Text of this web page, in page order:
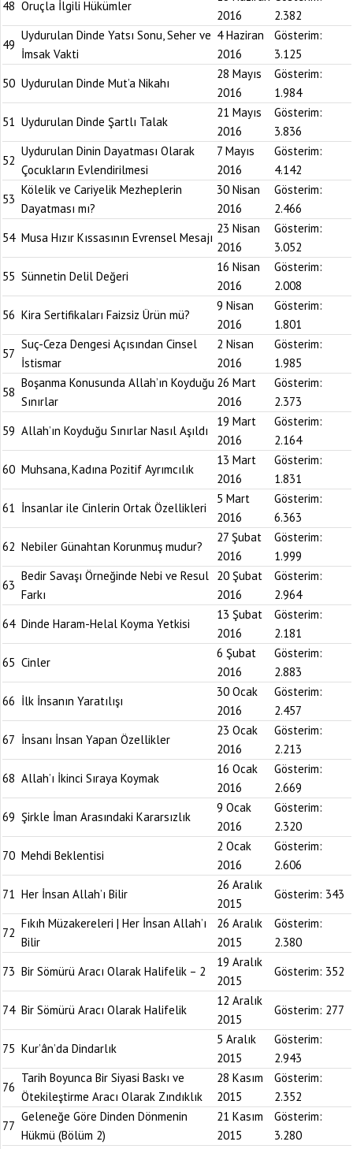
48 Oruçla İlgili Hükümler
2016
2.382
49
Uydurulan Dinde Yatsı Sonu, Seher ve
İmsak Vakti
4 Haziran
2016
Gösterim:
3.125
50 Uydurulan Dinde Mut’a Nikahı
28 Mayıs
2016
Gösterim:
1.984
51 Uydurulan Dinde Şartlı Talak
21 Mayıs
2016
Gösterim:
3.836
52
Uydurulan Dinin Dayatması Olarak
Çocukların Evlendirilmesi
7 Mayıs
2016
Gösterim:
4.142
53
Kölelik ve Cariyelik Mezheplerin
Dayatması mı?
30 Nisan
2016
Gösterim:
2.466
54 Musa Hızır Kıssasının Evrensel Mesajı
23 Nisan
2016
Gösterim:
3.052
55 Sünnetin Delil Değeri
16 Nisan
2016
Gösterim:
2.008
56 Kira Sertifikaları Faizsiz Ürün mü?
9 Nisan
2016
Gösterim:
1.801
57
Suç-Ceza Dengesi Açısından Cinsel
İstismar
2 Nisan
2016
Gösterim:
1.985
58
Boşanma Konusunda Allah’ın Koyduğu
Sınırlar
26 Mart
2016
Gösterim:
2.373
59 Allah’ın Koyduğu Sınırlar Nasıl Aşıldı
19 Mart
2016
Gösterim:
2.164
60 Muhsana, Kadına Pozitif Ayrımcılık
13 Mart
2016
Gösterim:
1.831
61 İnsanlar ile Cinlerin Ortak Özellikleri
5 Mart
2016
Gösterim:
6.363
62 Nebiler Günahtan Korunmuş mudur?
27 Şubat
2016
Gösterim:
1.999
63
Bedir Savaşı Örneğinde Nebi ve Resul
Farkı
20 Şubat
2016
Gösterim:
2.964
64 Dinde Haram-Helal Koyma Yetkisi
13 Şubat
2016
Gösterim:
2.181
65 Cinler
6 Şubat
2016
Gösterim:
2.883
66 İlk İnsanın Yaratılışı
30 Ocak
2016
Gösterim:
2.457
67 İnsanı İnsan Yapan Özellikler
23 Ocak
2016
Gösterim:
2.213
68 Allah’ı İkinci Sıraya Koymak
16 Ocak
2016
Gösterim:
2.669
69 Şirkle İman Arasındaki Kararsızlık
9 Ocak
2016
Gösterim:
2.320
70 Mehdi Beklentisi
2 Ocak
2016
Gösterim:
2.606
71 Her İnsan Allah’ı Bilir
26 Aralık
2015
Gösterim: 343
72
Fıkıh Müzakereleri | Her İnsan Allah’ı
Bilir
26 Aralık
2015
Gösterim:
2.380
73 Bir Sömürü Aracı Olarak Halifelik – 2
19 Aralık
2015
Gösterim: 352
74 Bir Sömürü Aracı Olarak Halifelik
12 Aralık
2015
Gösterim: 277
75 Kur’ân’da Dindarlık
5 Aralık
2015
Gösterim:
2.943
76
Tarih Boyunca Bir Siyasi Baskı ve
Ötekileştirme Aracı Olarak Zındıklık
28 Kasım
2015
Gösterim:
2.352
77
Geleneğe Göre Dinden Dönmenin
Hükmü (Bölüm 2)
21 Kasım
2015
Gösterim:
3.280